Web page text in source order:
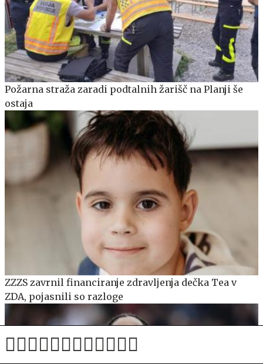
Požarna straža zaradi podtalnih žarišč na Planji še
ostaja
ZZZS zavrnil financiranje zdravljenja dečka Tea v
ZDA, pojasnili so razloge